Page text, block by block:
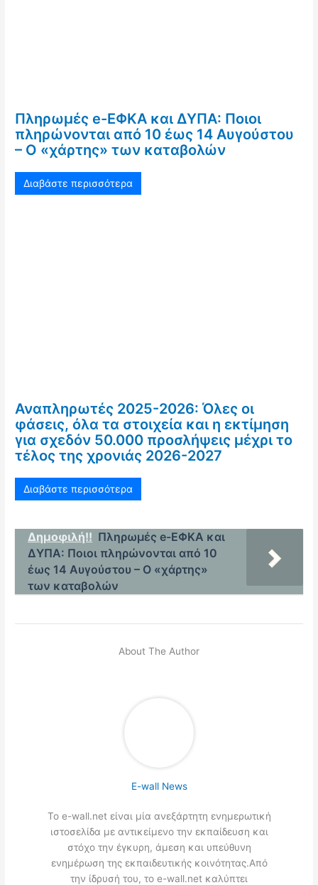
Πληρωμές e-ΕΦΚΑ και ΔΥΠΑ: Ποιοι
πληρώνονται από 10 έως 14 Αυγούστου
– Ο «χάρτης» των καταβολών
Διαβάστε περισσότερα
Αναπληρωτές 2025-2026: Όλες οι
φάσεις, όλα τα στοιχεία και η εκτίμηση
για σχεδόν 50.000 προσλήψεις μέχρι το
τέλος της χρονιάς 2026-2027
Διαβάστε περισσότερα
Δημοφιλή!! Πληρωμές e-ΕΦΚΑ και
ΔΥΠΑ: Ποιοι πληρώνονται από 10
έως 14 Αυγούστου – Ο «χάρτης»
των καταβολών
About The Author
E-wall News
Το e-wall.net είναι μία ανεξάρτητη ενημερωτική
ιστοσελίδα με αντικείμενο την εκπαίδευση και
στόχο την έγκυρη, άμεση και υπεύθυνη
ενημέρωση της εκπαιδευτικής κοινότητας.Από
την ίδρυσή του, το e-wall.net καλύπτει